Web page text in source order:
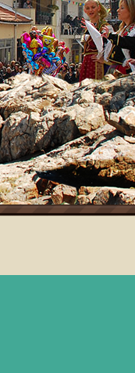
και πολλά άλλα!